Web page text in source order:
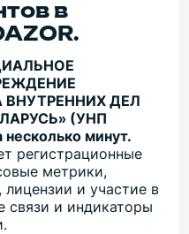
в
ДЕЛ
(УНП
минут.
регистрационные
метрики,
лицензии и участие в
связи и индикаторы